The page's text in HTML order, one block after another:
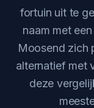
fortuin uit te
naam met
Moosend zich
alternatief met
deze